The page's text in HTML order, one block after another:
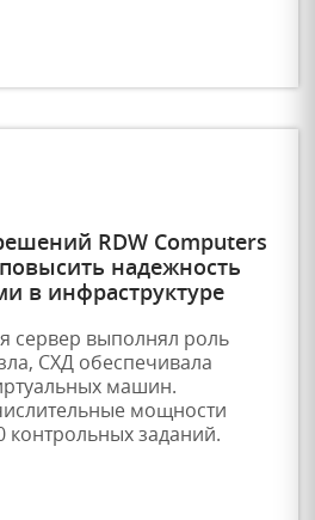
RDW Computers
надежность
в инфраструктуре
сервер выполнял роль
СХД обеспечивала
машин.
мощности
заданий.